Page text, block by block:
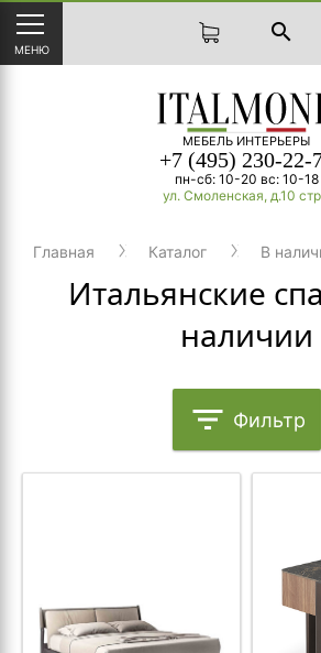
МЕНЮ
search
МЕБЕЛЬ ИНТЕРЬЕРЫ
+7 (495) 230-22-
пн-сб: 10-20 вс: 10-18
ул. Смоленская, д.10
Главная Каталог В
Итальянские
наличии
filter_list Фильтр